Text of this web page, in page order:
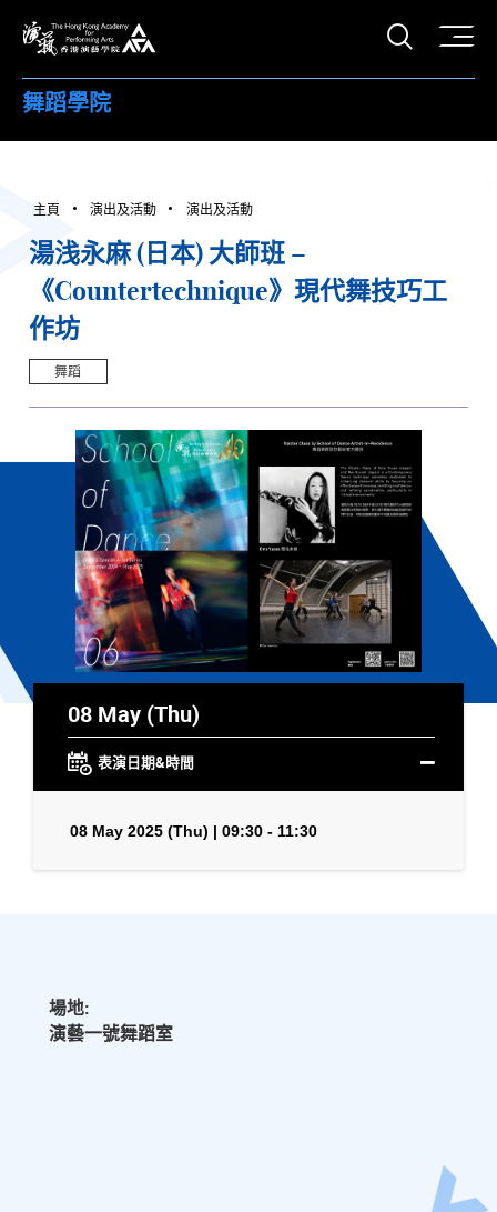
打開
舞蹈學院
主頁 演出及活動 演出及活動
湯浅永麻 (日本) 大師班 –
《Countertechnique》現代舞技巧工
作坊
舞蹈
08 May (Thu)
表演日期&時間
08 May 2025 (Thu) | 09:30 - 11:30
場地:
演藝一號舞蹈室